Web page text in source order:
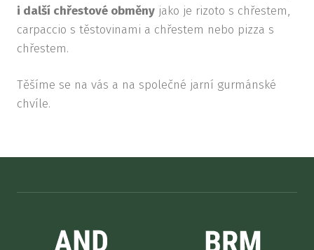
i další chřestové obměny jako je rizoto s chřestem,
carpaccio s těstovinami a chřestem nebo pizza s
chřestem.
Těšíme se na vás a na společné jarní gurmánské
chvíle.